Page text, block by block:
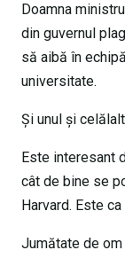
Doamna
din guvernul
să aibă în
universitate.
Şi unul şi
Este interesant
cât de bine se
Harvard. Este
Jumătate de